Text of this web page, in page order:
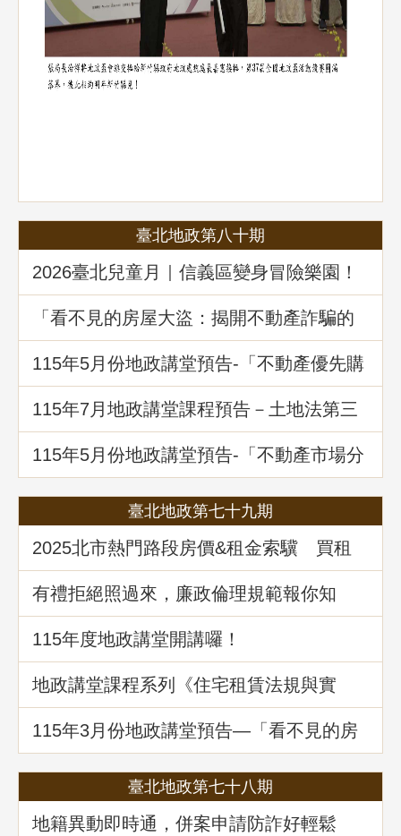
臺北地政第八十期
2026臺北兒童月｜信義區變身冒險樂園！
地政局邀你解鎖《Once in Taipei》拿好禮
「看不見的房屋大盜：揭開不動產詐騙的
五大陰謀」地政講堂回顧
115年5月份地政講堂預告-「不動產優先購
買權實務暨相關問題解析」
115年7月地政講堂課程預告－土地法第三
十四條之一多數決處分共有土地爭議問題
解析
115年5月份地政講堂預告-「不動產市場分
析、趨勢展望及政府治理之道」
臺北地政第七十九期
2025北市熱門路段房價&租金索驥 買租
資訊馬上懂
有禮拒絕照過來，廉政倫理規範報你知
115年度地政講堂開講囉！
地政講堂課程系列《住宅租賃法規與實
務》回顧
115年3⽉份地政講堂預告—「看不見的房
屋大盜：揭開不動產詐騙的五大陰謀」
臺北地政第七十八期
地籍異動即時通，併案申請防詐好輕鬆